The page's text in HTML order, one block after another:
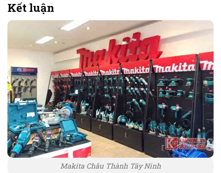
Kết luận
Makita Châu Thành Tây Ninh